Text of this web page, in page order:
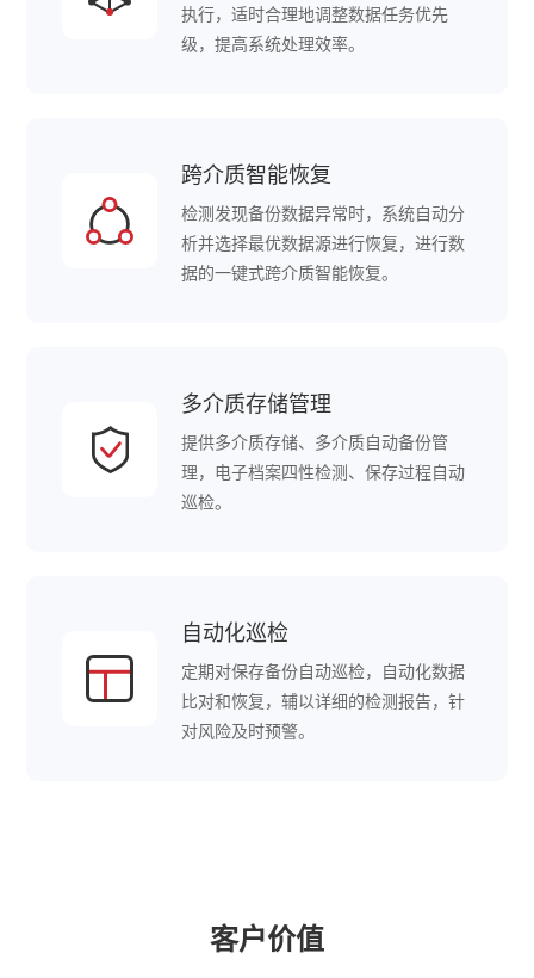
执行，适时合理地调整数据任务优先
级，提高系统处理效率。
跨介质智能恢复
检测发现备份数据异常时，系统自动分
析并选择最优数据源进行恢复，进行数
据的一键式跨介质智能恢复。
多介质存储管理
提供多介质存储、多介质自动备份管
理，电子档案四性检测、保存过程自动
巡检。
自动化巡检
定期对保存备份自动巡检，自动化数据
比对和恢复，辅以详细的检测报告，针
对风险及时预警。
客户价值